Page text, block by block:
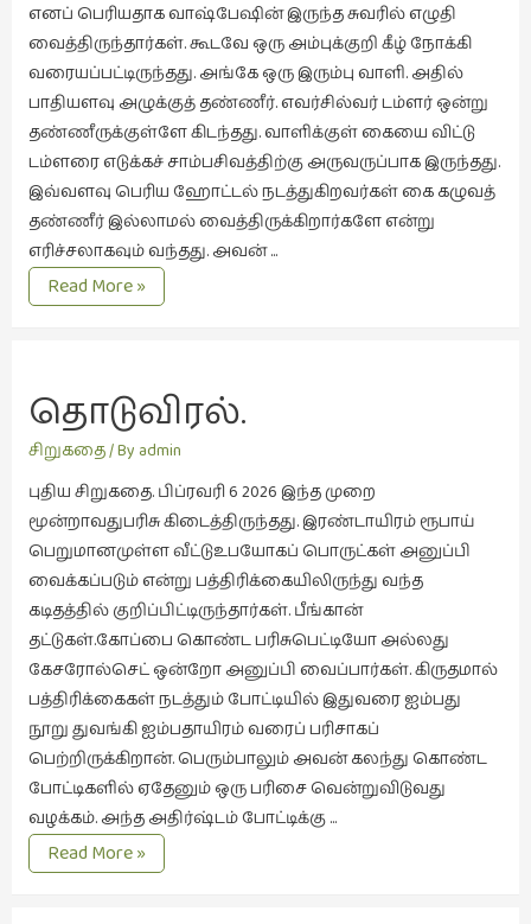
புத்தக
விமர்சனம்
(55)
புத்தகக்
காட்சி
தினங்கள்
புனைவுக்குறிப்புகள்
மூத்தோர்
பாடல்
மொழி
மொழியாக்கம்
(19)
வரலாறு
வரலாறு
வாசிப்பில்
இன்று
எனப் பெரியதாக வாஷ்பேஷின் இருந்த சுவரில் எழுதி
வைத்திருந்தார்கள். கூடவே ஒரு அம்புக்குறி கீழ் நோக்கி
வரையப்பட்டிருந்தது. அங்கே ஒரு இரும்பு வாளி. அதில்
பாதியளவு அழுக்குத் தண்ணீர். எவர்சில்வர் டம்ளர் ஒன்று
தண்ணீருக்குள்ளே கிடந்தது. வாளிக்குள் கையை விட்டு
டம்ளரை எடுக்கச் சாம்பசிவத்திற்கு அருவருப்பாக இருந்தது.
இவ்வளவு பெரிய ஹோட்டல் நடத்துகிறவர்கள் கை கழுவத்
தண்ணீர் இல்லாமல் வைத்திருக்கிறார்களே என்று
எரிச்சலாகவும் வந்தது. அவன் …
கிளி
சொல்லாதது
Read More »
தொடுவிரல்.
சிறுகதை/ By admin
புதிய சிறுகதை. பிப்ரவரி 6 2026 இந்த முறை
மூன்றாவதுபரிசு கிடைத்திருந்தது. இரண்டாயிரம் ரூபாய்
பெறுமானமுள்ள வீட்டுஉபயோகப் பொருட்கள் அனுப்பி
வைக்கப்படும் என்று பத்திரிக்கையிலிருந்து வந்த
கடிதத்தில் குறிப்பிட்டிருந்தார்கள். பீங்கான்
தட்டுகள்.கோப்பை கொண்ட பரிசுபெட்டியோ அல்லது
கேசரோல்செட் ஒன்றோ அனுப்பி வைப்பார்கள். கிருதமால்
பத்திரிக்கைகள் நடத்தும் போட்டியில் இதுவரை ஐம்பது
நூறு துவங்கி ஐம்பதாயிரம் வரைப் பரிசாகப்
பெற்றிருக்கிறான். பெரும்பாலும் அவன் கலந்து கொண்ட
போட்டிகளில் ஏதேனும் ஒரு பரிசை வென்றுவிடுவது
வழக்கம். அந்த அதிர்ஷ்டம் போட்டிக்கு …
தொடுவிரல்.
Read More »